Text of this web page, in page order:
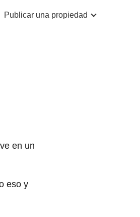
Publicar una propiedad
en un
eso y